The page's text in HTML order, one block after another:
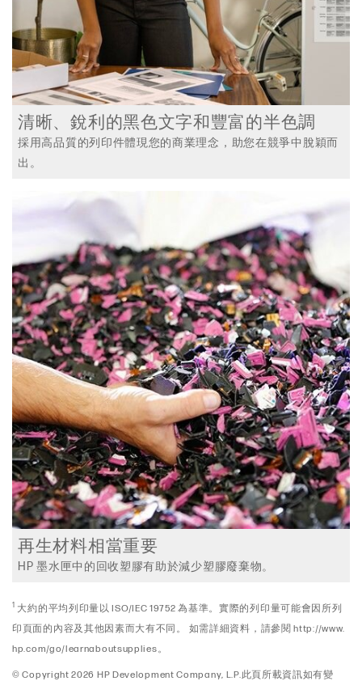
清晰、銳利的黑色文字和豐富的半色調
採用高品質的列印件體現您的商業理念，助您在競爭中脫穎而
出。
再生材料相當重要
HP 墨水匣中的回收塑膠有助於減少塑膠廢棄物。
1 大約的平均列印量以 ISO/IEC 19752 為基準。實際的列印量可能會因所列
印頁面的內容及其他因素而大有不同。 如需詳細資料，請參閱 http://www.
hp.com/go/learnaboutsupplies。
© Copyright 2026 HP Development Company, L.P.此頁所載資訊如有變